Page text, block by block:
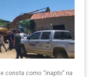
consta como “inapto” na